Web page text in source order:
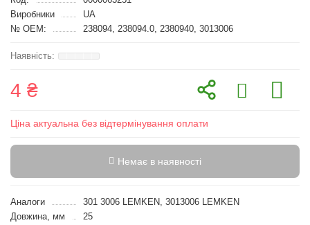
Виробники
UA
№ OEM:
238094, 238094.0, 2380940, 3013006
4 ₴
Ціна актуальна без відтермінування оплати
Немає в наявності
Аналоги
301 3006 LEMKEN, 3013006 LEMKEN
Довжина, мм
25